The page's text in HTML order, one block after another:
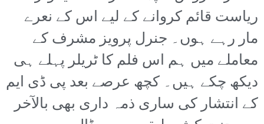
ریاست قائم کروانے کے لیے اس کے نعرے
مار رہے ہوں۔ جنرل پرویز مشرف کے
معاملے میں ہم اس فلم کا ٹریلر پہلے ہی
دیکھ چکے ہیں۔ کچھ عرصے بعد پی ڈی ایم
کے انتشار کی ساری ذمہ داری بھی بالآخر